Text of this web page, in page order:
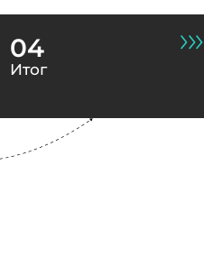
04
Итог